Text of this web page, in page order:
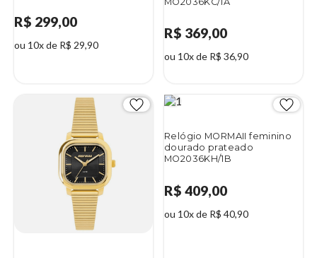
R$ 299,00
ou 10x de R$ 29,90
R$ 369,00
ou 10x de R$ 36,90
Relógio MORMAII feminino
dourado prateado
MO2036KH/1B
R$ 409,00
ou 10x de R$ 40,90